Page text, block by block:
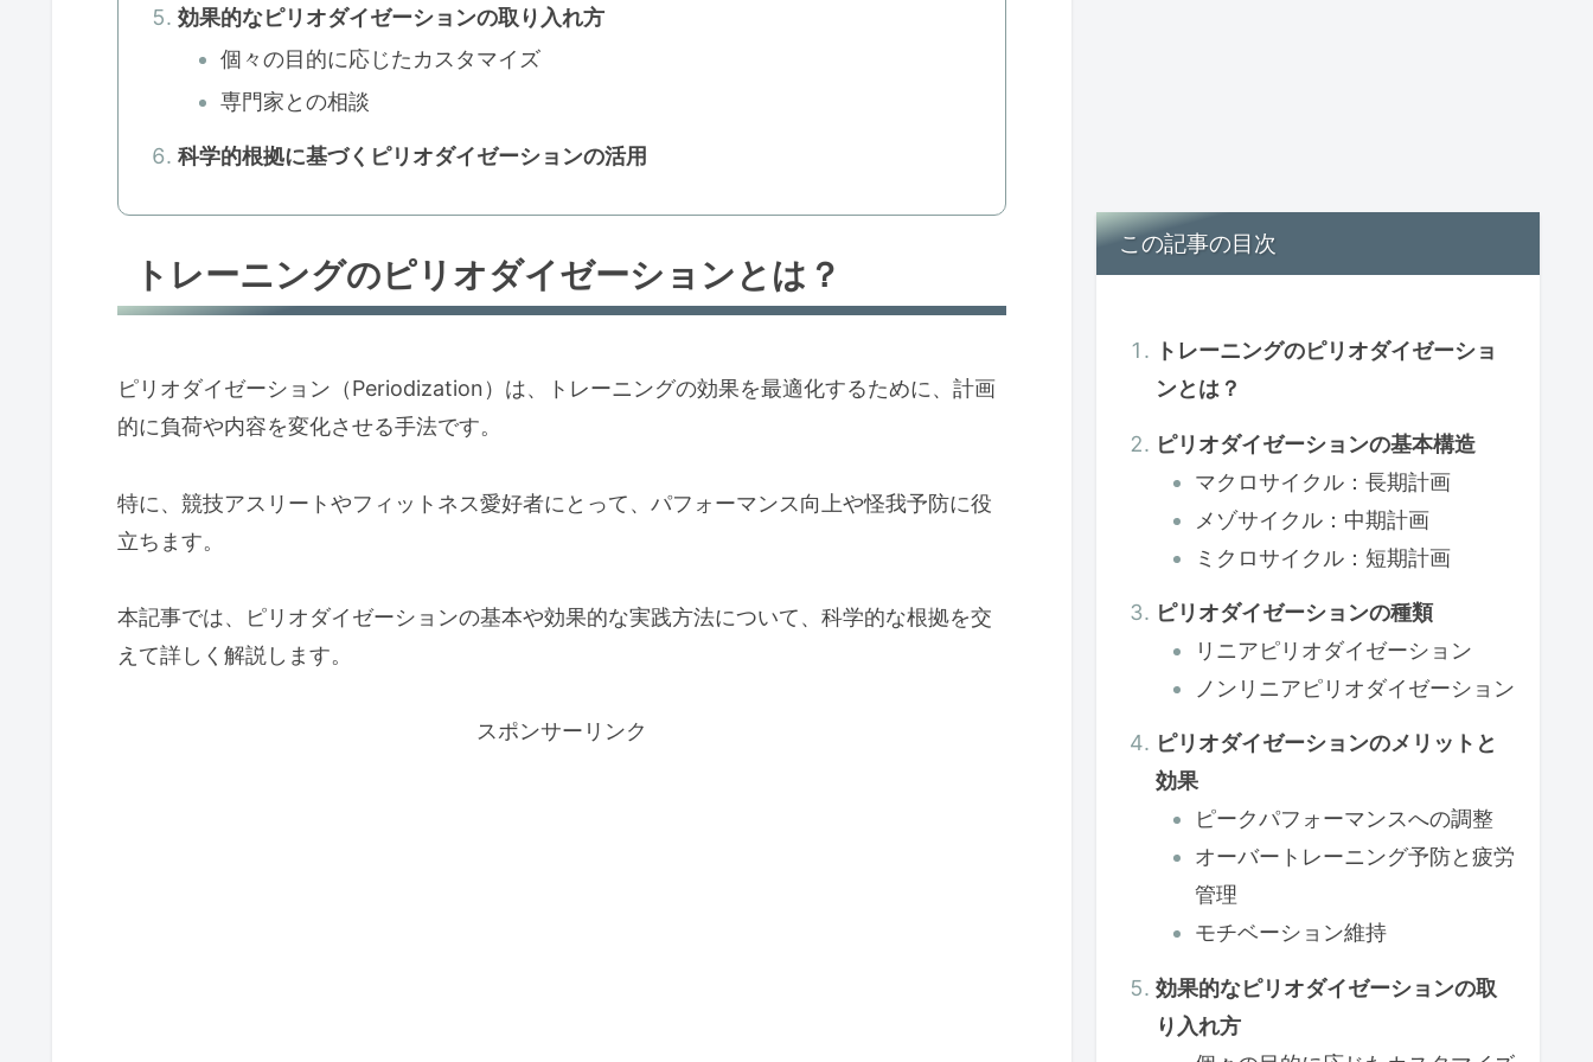
効果的なピリオダイゼーションの取り入れ方
個々の目的に応じたカスタマイズ
専門家との相談
科学的根拠に基づくピリオダイゼーションの活用
トレーニングのピリオダイゼーションとは？
ピリオダイゼーション（Periodization）は、トレーニングの効果を最適化するために、計画
的に負荷や内容を変化させる手法です。
特に、競技アスリートやフィットネス愛好者にとって、パフォーマンス向上や怪我予防に役
立ちます。
本記事では、ピリオダイゼーションの基本や効果的な実践方法について、科学的な根拠を交
えて詳しく解説します。
スポンサーリンク
この記事の目次
トレーニングのピリオダイゼーショ
ンとは？
ピリオダイゼーションの基本構造
マクロサイクル：長期計画
メゾサイクル：中期計画
ミクロサイクル：短期計画
ピリオダイゼーションの種類
リニアピリオダイゼーション
ノンリニアピリオダイゼーション
ピリオダイゼーションのメリットと
効果
ピークパフォーマンスへの調整
オーバートレーニング予防と疲労
管理
モチベーション維持
効果的なピリオダイゼーションの取
り入れ方